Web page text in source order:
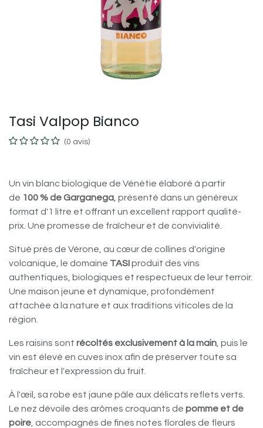
Tasi Valpop Bianco
(0 avis)
Un vin blanc biologique de Vénétie élaboré à partir
de 100 % de Garganega , présenté dans un généreux
format d'1 litre et offrant un excellent rapport qualité-
prix. Une promesse de fraîcheur et de convivialité.
Situé près de Vérone, au cœur de collines d'origine
volcanique, le domaine TASIproduit des vins
authentiques, biologiques et respectueux de leur terroir.
Une maison jeune et dynamique, profondément
attachée à la nature et aux traditions viticoles de la
région.
Les raisins sont récoltés exclusivement à la main , puis le
vin est élevé en cuves inox afin de préserver toute sa
fraîcheur et l'expression du fruit.
À l'œil, sa robe est jaune pâle aux délicats reflets verts.
Le nez dévoile des arômes croquants de pomme et de
poire , accompagnés de fines notes florales de fleurs